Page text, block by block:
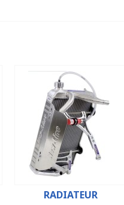
RADIATEUR